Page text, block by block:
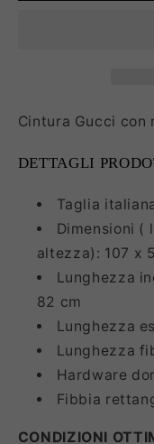
Cintura Gucci
DETTAGLI
Taglia
Dimensioni (
altezza): 107 x
Lunghezza
82 cm
Lunghezza
Lunghezza
Hardware
Fibbia
CONDIZIONI